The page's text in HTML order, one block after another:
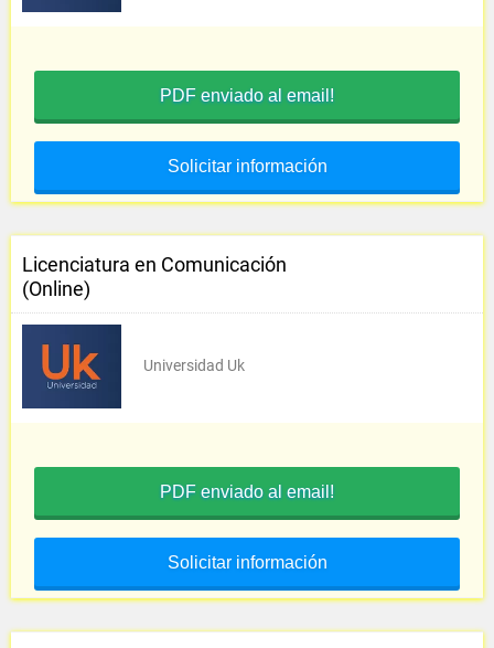
PDF enviado al email!
Solicitar información
Licenciatura en Comunicación
(Online)
Universidad Uk
PDF enviado al email!
Solicitar información